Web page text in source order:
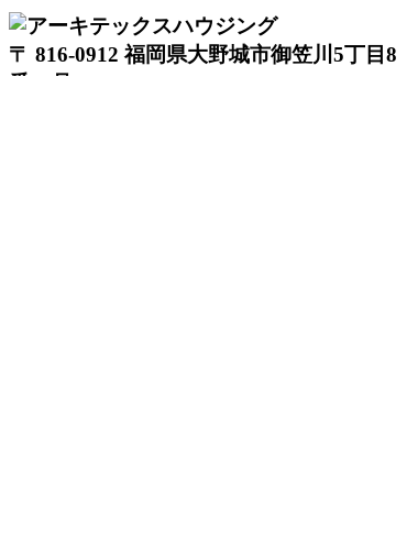
〒 816-0912 福岡県大野城市御笠川5丁目8
番18号